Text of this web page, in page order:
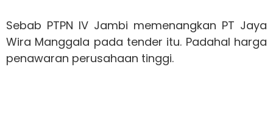
Sebab PTPN IV Jambi memenangkan PT Jaya
Wira Manggala pada tender itu. Padahal harga
penawaran perusahaan tinggi.